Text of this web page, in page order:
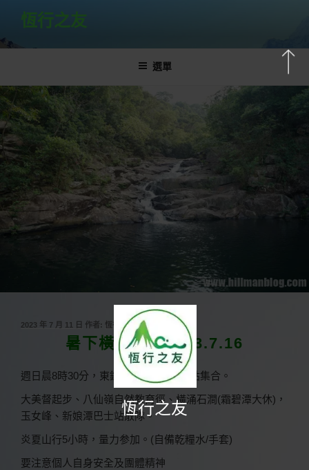
主
容
恆行之友
選單
發
2023 年 7 月 11 日 作者: 恆行之友
暑下橫涌澗：2023.7.16
週日晨8時30分，東鐵大埔站75K巴士站集合。
大美督起步、八仙嶺自然教育徑、橫涌石澗(霜碧潭大休)，
玉女峰、新娘潭巴士站散隊。
炎夏山行5小時，量力参加。(自備乾糧水/手套)
要注意個人自身安全及團體精神
恆行之友